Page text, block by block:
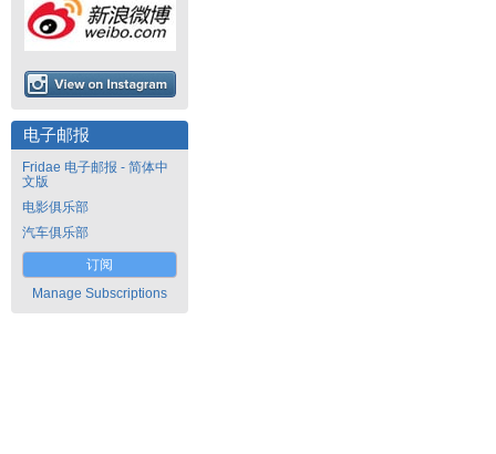
电子邮报
Fridae 电子邮报 - 简体中
文版
电影俱乐部
汽车俱乐部
订阅
Manage Subscriptions